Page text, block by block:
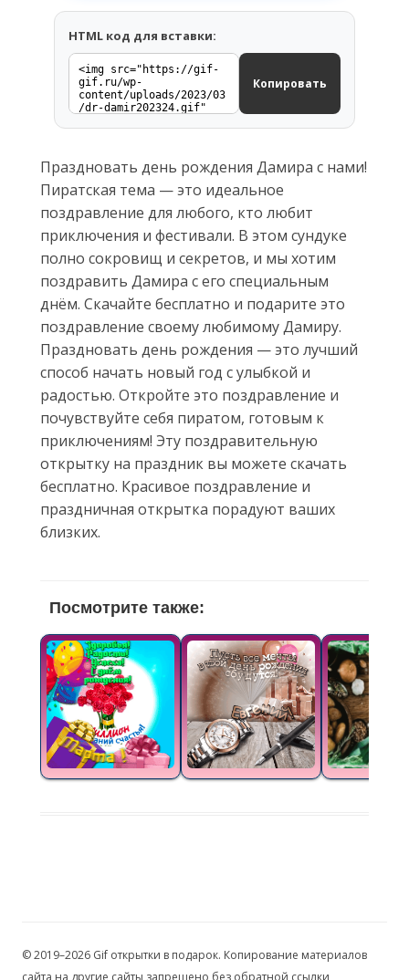
HTML код для вставки:
Копировать
Праздновать день рождения Дамира с нами!
Пиратская тема — это идеальное
поздравление для любого, кто любит
приключения и фестивали. В этом сундуке
полно сокровищ и секретов, и мы хотим
поздравить Дамира с его специальным
днём. Скачайте бесплатно и подарите это
поздравление своему любимому Дамиру.
Праздновать день рождения — это лучший
способ начать новый год с улыбкой и
радостью. Откройте это поздравление и
почувствуйте себя пиратом, готовым к
приключениям! Эту поздравительную
открытку на праздник вы можете скачать
бесплатно. Красивое поздравление и
праздничная открытка порадуют ваших
близких.
Посмотрите также:
© 2019–2026 Gif открытки в подарок. Копирование материалов
сайта на другие сайты запрещено без обратной ссылки